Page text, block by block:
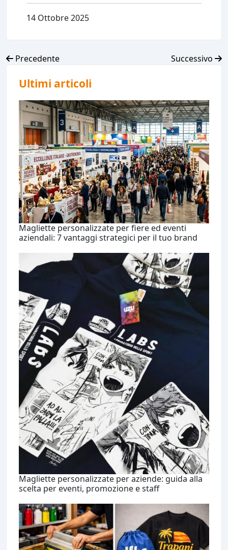
14 Ottobre 2025
Precedente Successivo
Ultimi articoli
Magliette personalizzate per fiere ed eventi
aziendali: 7 vantaggi strategici per il tuo brand
Magliette personalizzate per aziende: guida alla
scelta per eventi, promozione e staff